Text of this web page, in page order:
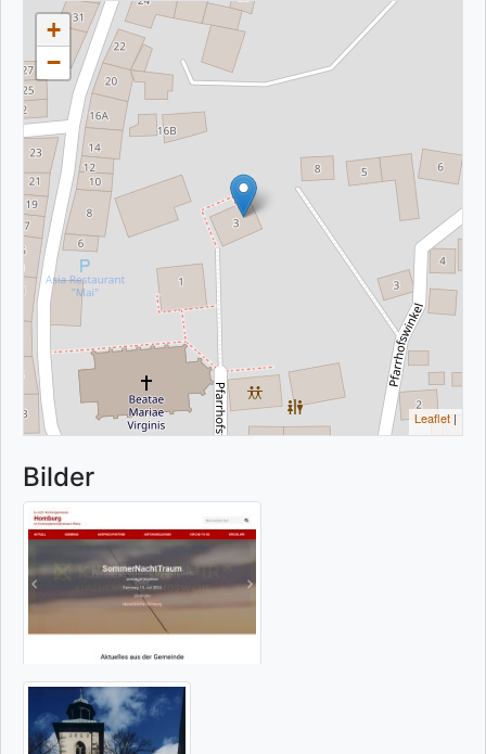
+
−
Leaflet |
Bilder